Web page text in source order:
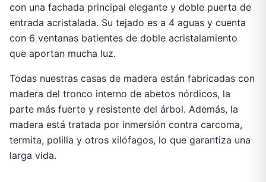
con una fachada principal elegante y doble puerta de
entrada acristalada. Su tejado es a 4 aguas y cuenta
con 6 ventanas batientes de doble acristalamiento
que aportan mucha luz.
Todas nuestras casas de madera están fabricadas con
madera del tronco interno de abetos nórdicos, la
parte más fuerte y resistente del árbol. Además, la
madera está tratada por inmersión contra carcoma,
termita, polilla y otros xilófagos, lo que garantiza una
larga vida.